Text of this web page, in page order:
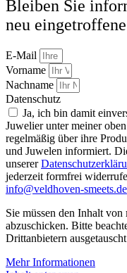
Bleiben Sie
neu
E-Mail
Vorname
Nachname
Datenschutz
Ja, ich bin damit
Juwelier unter meiner
regelmäßig über ihre
und Juwelen informiert.
unserer
jederzeit formfrei
info@veldhoven-smeets.de
Sie müssen den Inhalt von
abzuschicken. Bitte
Drittanbietern
Mehr Informationen